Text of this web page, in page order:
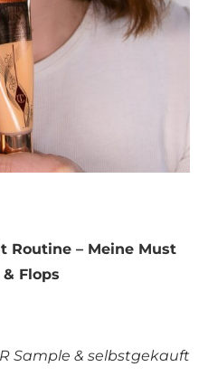
Routine – Meine Must
Flops
Sample & selbstgekauft